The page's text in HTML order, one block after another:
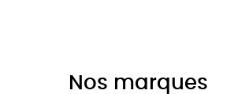
Nos marques